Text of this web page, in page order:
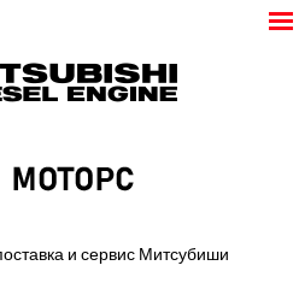
и сервис Митсубиши